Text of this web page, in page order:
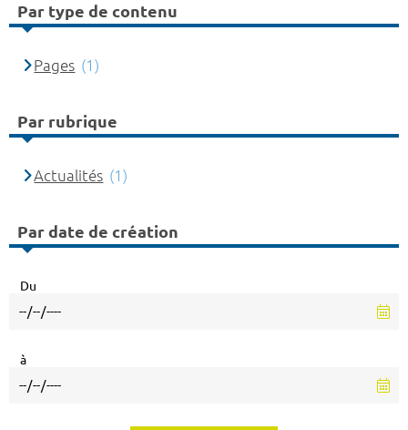
Par type de contenu
Pages (1)
Par rubrique
Actualités (1)
Par date de création
Du
à